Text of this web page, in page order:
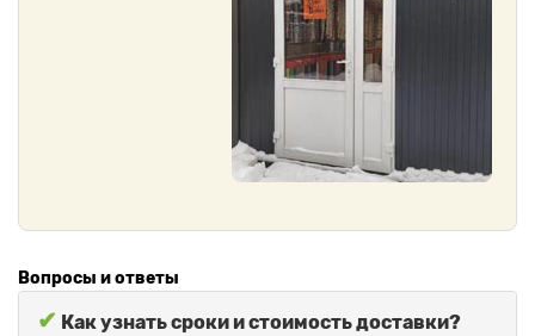
Вопросы и ответы
✔ Как узнать сроки и стоимость доставки?